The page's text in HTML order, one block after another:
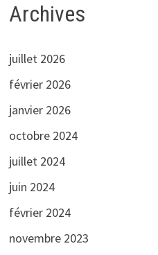
Archives
juillet 2026
février 2026
janvier 2026
octobre 2024
juillet 2024
juin 2024
février 2024
novembre 2023